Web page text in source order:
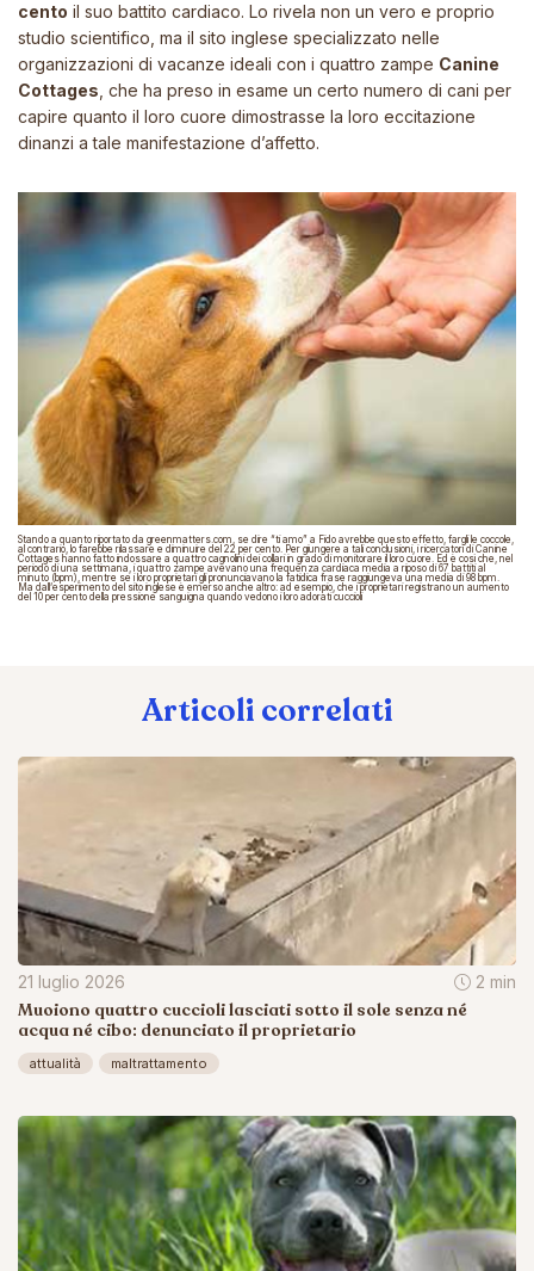
cento il suo battito cardiaco. Lo rivela non un vero e proprio
studio scientifico, ma il sito inglese specializzato nelle
organizzazioni di vacanze ideali con i quattro zampe Canine
Cottages che ha preso in esame un certo numero di cani per
capire quanto il loro cuore dimostrasse la loro eccitazione
dinanzi a tale manifestazione d’affetto.
Stando a quanto riportato da greenmatters.com , se dire “ti amo” a Fido avrebbe questo effetto, fargli le coccole,
al contrario, lo farebbe rilassare e diminuire del 22 per cento . Per giungere a tali conclusioni, i ricercatori diCanine
Cottages hanno fatto indossare a quattro cagnolini dei collari in grado di monitorare il loro cuore . Ed è così che, nel
periodo di una settimana, i quattro zampe avevano una frequenza cardiaca media a riposo di 67 battiti al
minuto (bpm), mentre se i loro proprietari gli pronunciavano la fatidica frase raggiungeva una media di 98 bpm
Ma dall’esperimento del sito inglese è emerso anche altro: ad esempio, che i proprietari registrano un aumento
del 10 per cento della pressione sanguigna quando vedono i loro adorati cuccioli
Articoli correlati
21 luglio 2026 2 min
Muoiono quattro cuccioli lasciati sotto il sole senza né
acqua né cibo: denunciato il proprietario
attualità maltrattamento